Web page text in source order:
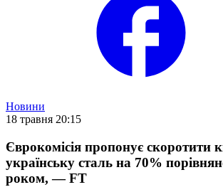
Новини
18 травня 20:15
Єврокомісія пропонує скоротити
українську сталь на 70%
роком, — FT